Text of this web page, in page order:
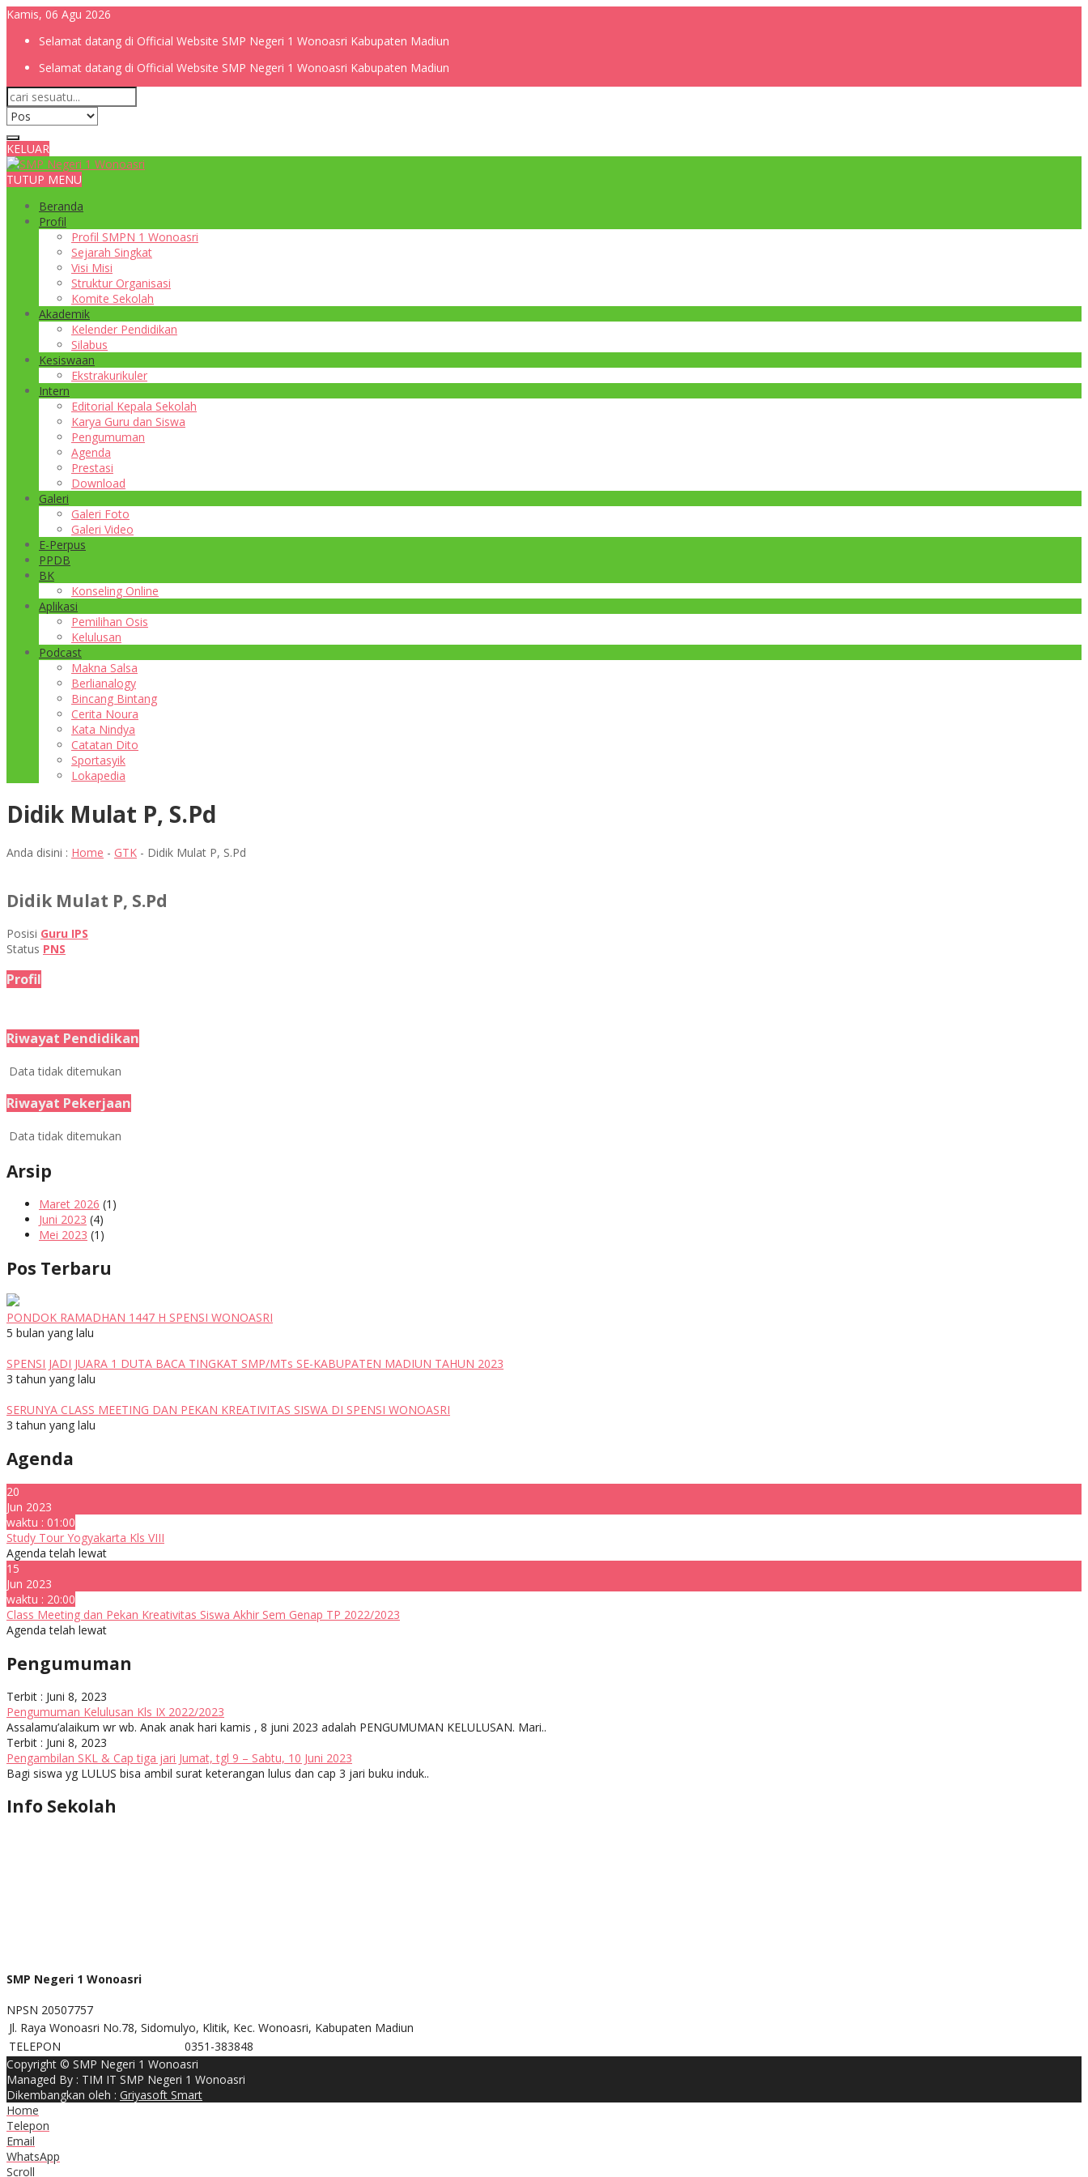
Kamis, 06 Agu 2026
Selamat datang di Official Website SMP Negeri 1 Wonoasri Kabupaten Madiun
Selamat datang di Official Website SMP Negeri 1 Wonoasri Kabupaten Madiun
KELUAR
TUTUP MENU
Beranda
Profil
Profil SMPN 1 Wonoasri
Sejarah Singkat
Visi Misi
Struktur Organisasi
Komite Sekolah
Akademik
Kelender Pendidikan
Silabus
Kesiswaan
Ekstrakurikuler
Intern
Editorial Kepala Sekolah
Karya Guru dan Siswa
Pengumuman
Agenda
Prestasi
Download
Galeri
Galeri Foto
Galeri Video
E-Perpus
PPDB
BK
Konseling Online
Aplikasi
Pemilihan Osis
Kelulusan
Podcast
Makna Salsa
Berlianalogy
Bincang Bintang
Cerita Noura
Kata Nindya
Catatan Dito
Sportasyik
Lokapedia
Didik Mulat P, S.Pd
Anda disini : Home - GTK - Didik Mulat P, S.Pd
Didik Mulat P, S.Pd
Posisi Guru IPS
Status PNS
Profil
Riwayat Pendidikan
Data tidak ditemukan
Riwayat Pekerjaan
Data tidak ditemukan
Arsip
Maret 2026 (1)
Juni 2023 (4)
Mei 2023 (1)
Pos Terbaru
PONDOK RAMADHAN 1447 H SPENSI WONOASRI
5 bulan yang lalu
SPENSI JADI JUARA 1 DUTA BACA TINGKAT SMP/MTs SE-KABUPATEN MADIUN TAHUN 2023
3 tahun yang lalu
SERUNYA CLASS MEETING DAN PEKAN KREATIVITAS SISWA DI SPENSI WONOASRI
3 tahun yang lalu
Agenda
20
Jun 2023
waktu : 01:00
Study Tour Yogyakarta Kls VIII
Agenda telah lewat
15
Jun 2023
waktu : 20:00
Class Meeting dan Pekan Kreativitas Siswa Akhir Sem Genap TP 2022/2023
Agenda telah lewat
Pengumuman
Terbit : Juni 8, 2023
Pengumuman Kelulusan Kls IX 2022/2023
Assalamu’alaikum wr wb. Anak anak hari kamis , 8 juni 2023 adalah PENGUMUMAN KELULUSAN. Mari..
Terbit : Juni 8, 2023
Pengambilan SKL & Cap tiga jari Jumat, tgl 9 – Sabtu, 10 Juni 2023
Bagi siswa yg LULUS bisa ambil surat keterangan lulus dan cap 3 jari buku induk..
Info Sekolah
SMP Negeri 1 Wonoasri
NPSN 20507757
Jl. Raya Wonoasri No.78, Sidomulyo, Klitik, Kec. Wonoasri, Kabupaten Madiun
TELEPON
0351-383848
Copyright © SMP Negeri 1 Wonoasri
Managed By : TIM IT SMP Negeri 1 Wonoasri
Dikembangkan oleh : Griyasoft Smart
Home
Telepon
Email
WhatsApp
Scroll